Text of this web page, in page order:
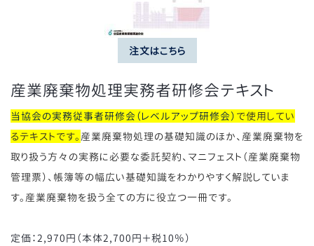
注文はこちら
産業廃棄物処理実務者研修会テキスト
当協会の実務従事者研修会（レベルアップ研修会） で使用してい
るテキストです。 産業廃棄物処理の基礎知識のほか、産業廃棄物を
取り扱う方々の実務に必要な委託契約、マニフェスト（産業廃棄物
管理票）、帳簿等の幅広い基礎知識をわかりやすく解説していま
す。産業廃棄物を扱う全ての方に役立つ一冊です。
定価：2,970円（本体2,700円＋税10％）